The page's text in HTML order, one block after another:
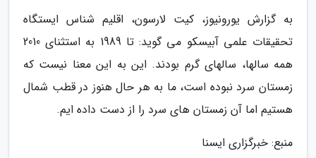
به گزارش یورونیوز، کیت لارسون، اقلیم شناس ایستگاه
تحقیقات علمی آبیسکو می گوید: تا 1989 به استثنای 2010
همه سالها، سالهای گرم بودند. این به این معنا نیست که
زمستان سرد نبوده است، ما به هر حال هنوز در قطب شمال
هستیم اما آن زمستان های سرد را از دست داده ایم.
منبع: خبرگزاری ایسنا